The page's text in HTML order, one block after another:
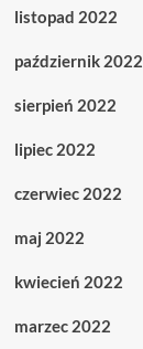
listopad 2022
październik 2022
sierpień 2022
lipiec 2022
czerwiec 2022
maj 2022
kwiecień 2022
marzec 2022